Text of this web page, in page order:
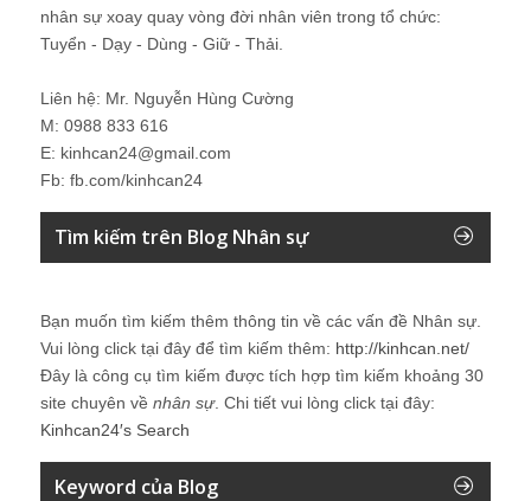
nhân sự xoay quay vòng đời nhân viên trong tổ chức:
Tuyển - Dạy - Dùng - Giữ - Thải.
Liên hệ: Mr. Nguyễn Hùng Cường
M: 0988 833 616
E: kinhcan24@gmail.com
Fb: fb.com/kinhcan24
Tìm kiếm trên Blog Nhân sự
Bạn muốn tìm kiếm thêm thông tin về các vấn đề Nhân sự
Vui lòng click tại đây để tìm kiếm thêm: http://kinhcan.net/
Đây là công cụ tìm kiếm được tích hợp tìm kiếm khoảng 30
site chuyên về nhân sự. Chi tiết vui lòng click tại đây:
Kinhcan24′s Search
Keyword của Blog